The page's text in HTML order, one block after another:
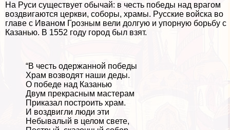
На Руси существует обычай: в честь победы над врагом
воздвигаются церкви, соборы, храмы. Русские войска во
главе с Иваном Грозным вели долгую и упopную борьбу с
Казанью. В 1552 году город был взят.
“В честь одержанной победы
Храм возводят наши деды.
О победе над Казанью
Двум прекрасным мастерам
Приказал построить храм.
И воздвигли люди эти
Небывалый в целом свете,